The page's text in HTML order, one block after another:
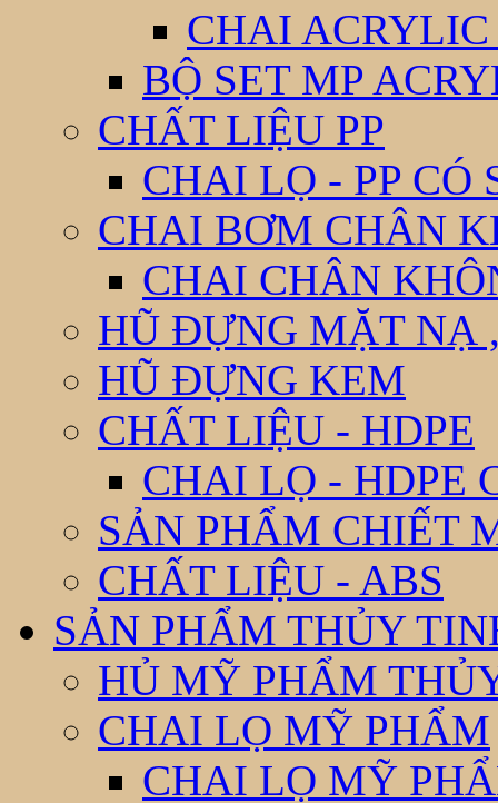
CHAI ACRYLIC
BỘ SET MP
CHẤT LIỆU PP
CHAI LỌ - PP CÓ
CHAI BƠM CHÂN
CHAI CHÂN
HŨ ĐỰNG MẶT NẠ
HŨ ĐỰNG KEM
CHẤT LIỆU - HDPE
CHAI LỌ - HDPE
SẢN PHẨM CHIẾT
CHẤT LIỆU - ABS
SẢN PHẨM THỦY
HỦ MỸ PHẨM
CHAI LỌ MỸ PHẨM
CHAI LỌ MỸ